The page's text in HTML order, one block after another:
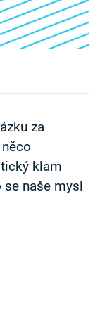
za
klam
naše mysl